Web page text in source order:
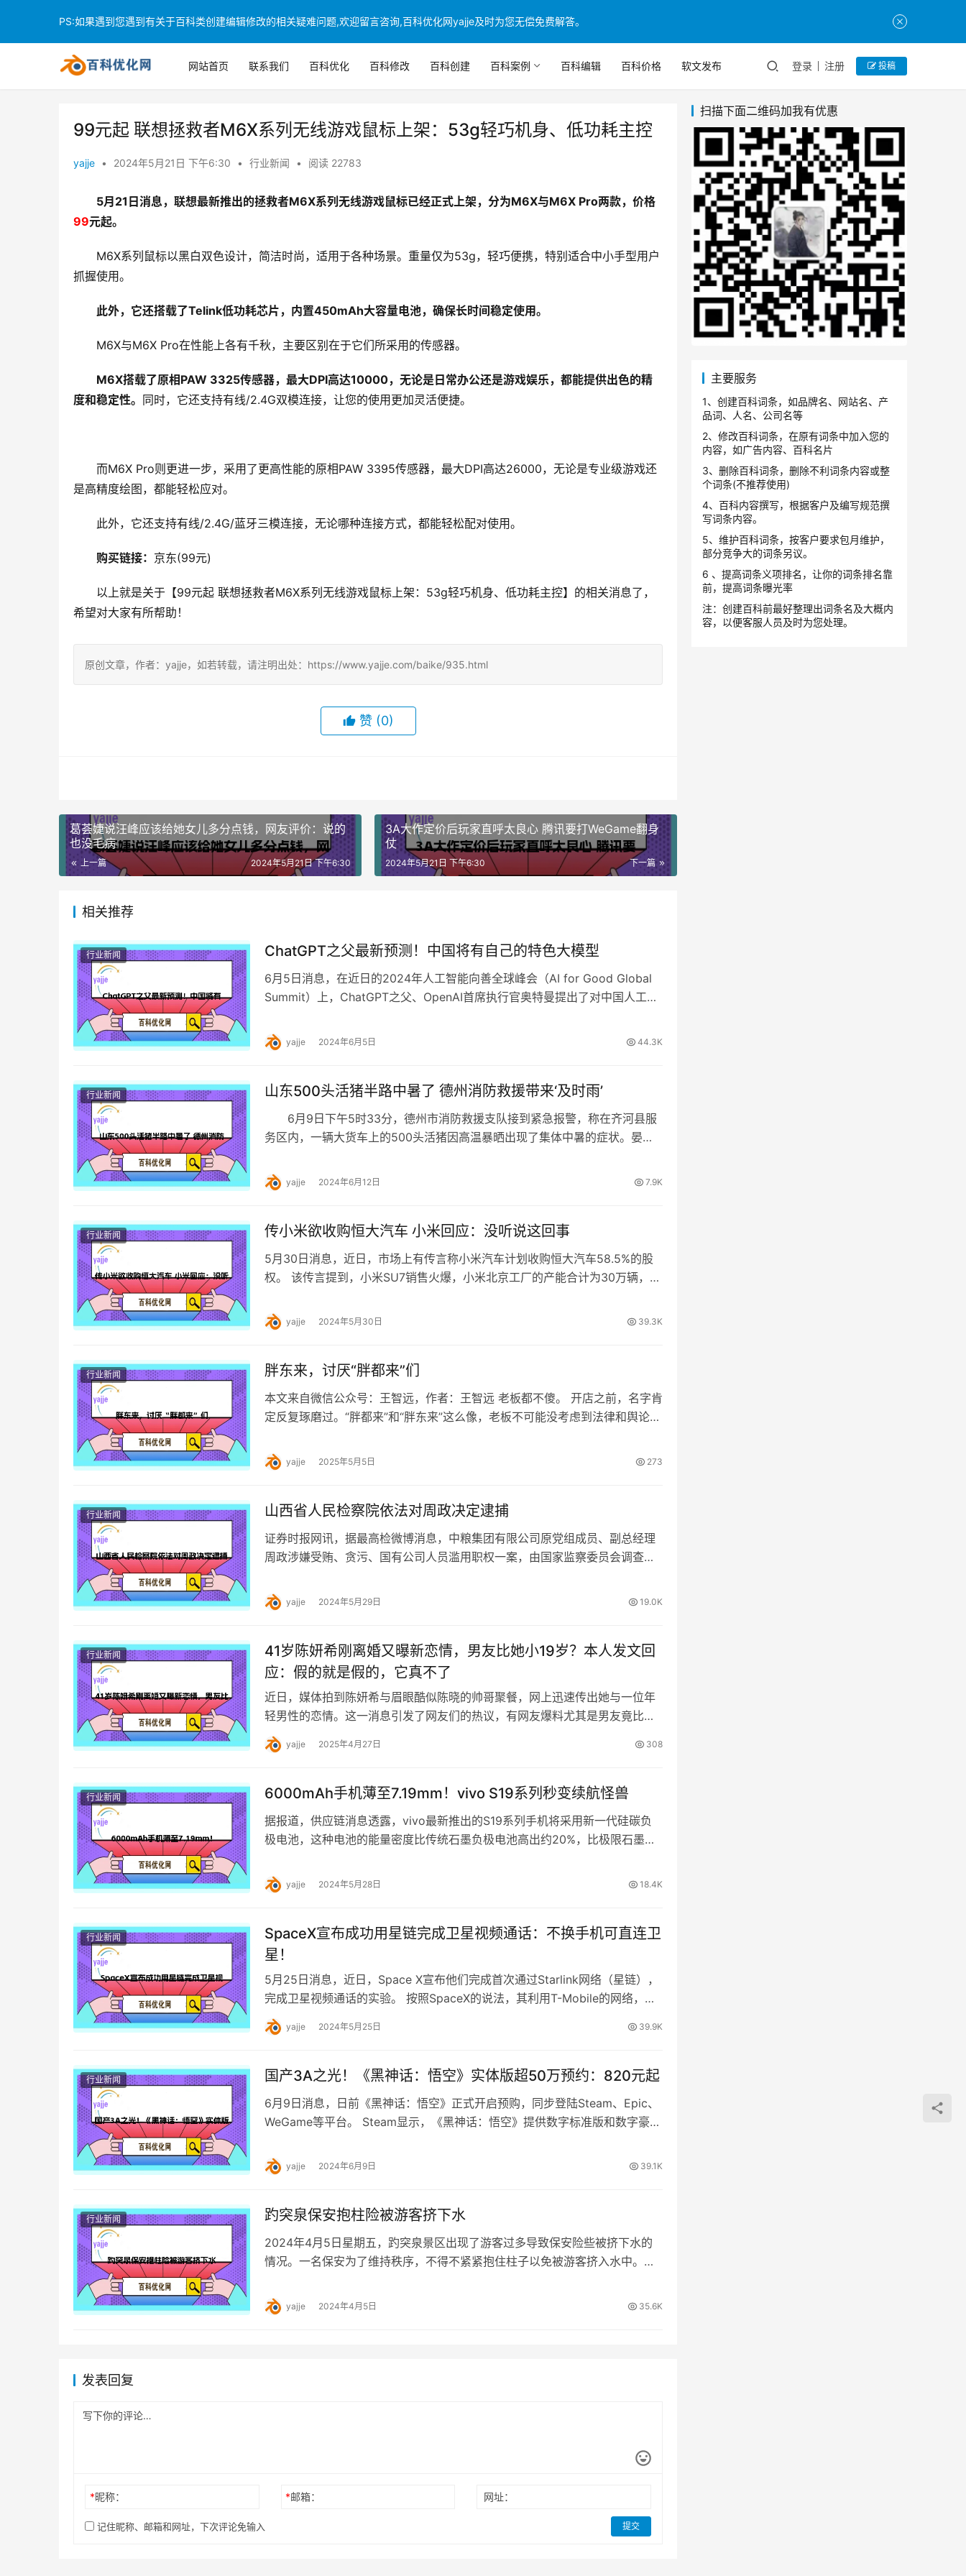
网站首页 联系我们 百科优化 百科修改 百科创建 百科案例 百科编辑 百科价格 软文发布 登录 注册 投稿
99元起 联想拯救者M6X系列无线游戏鼠标上架：53g轻巧机身、低功耗主控
yajje • 2024年5月21日 下午6:30 • 行业新闻 • 阅读 22783
5月21日消息，联想最新推出的拯救者M6X系列无线游戏鼠标已经正式上架，分为M6X与M6X Pro两款，价格
99元起。
M6X系列鼠标以黑白双色设计，简洁时尚，适用于各种场景。重量仅为53g，轻巧便携，特别适合中小手型用户
抓握使用。
此外，它还搭载了Telink低功耗芯片，内置450mAh大容量电池，确保长时间稳定使用。
M6X与M6X Pro在性能上各有千秋，主要区别在于它们所采用的传感器。
M6X搭载了原相PAW 3325传感器，最大DPI高达10000，无论是日常办公还是游戏娱乐，都能提供出色的精
度和稳定性。 同时，它还支持有线/2.4G双模连接，让您的使用更加灵活便捷。
而M6X Pro则更进一步，采用了更高性能的原相PAW 3395传感器，最大DPI高达26000，无论是专业级游戏还
是高精度绘图，都能轻松应对。
此外，它还支持有线/2.4G/蓝牙三模连接，无论哪种连接方式，都能轻松配对使用。
购买链接： 京东(99元)
以上就是关于【99元起 联想拯救者M6X系列无线游戏鼠标上架：53g轻巧机身、低功耗主控】的相关消息了，
希望对大家有所帮助！
原创文章，作者：yajje，如若转载，请注明出处：https://www.yajje.com/baike/935.html
赞 (0)
葛荟婕说汪峰应该给她女儿多分点钱，网友评价：说的
也没毛病
上一篇 2024年5月21日 下午6:30
3A大作定价后玩家直呼太良心 腾讯要打WeGame翻身
仗
下一篇
2024年5月21日 下午6:30
相关推荐
行业新闻 ChatGPT之父最新预测！中国将有自己的特色大模型
6月5日消息，在近日的2024年人工智能向善全球峰会（AI for Good Global
Summit）上，ChatGPT之父、OpenAI首席执行官奥特曼提出了对中国人工智
yajje 2024年6月5日 44.3K
行业新闻 山东500头活猪半路中暑了 德州消防救援带来‘及时雨’
6月9日下午5时33分，德州市消防救援支队接到紧急报警，称在齐河县服
务区内，一辆大货车上的500头活猪因高温暴晒出现了集体中暑的症状。晏城
yajje 2024年6月12日 7.9K
行业新闻 传小米欲收购恒大汽车 小米回应：没听说这回事
5月30日消息，近日，市场上有传言称小米汽车计划收购恒大汽车58.5%的股
权。 该传言提到，小米SU7销售火爆，小米北京工厂的产能合计为30万辆，为
yajje 2024年5月30日 39.3K
行业新闻 胖东来，讨厌“胖都来”们
本文来自微信公众号：王智远，作者：王智远 老板都不傻。 开店之前，名字肯
定反复琢磨过。“胖都来”和“胖东来”这么像，老板不可能没考虑到法律和舆论的
yajje 2025年5月5日 273
行业新闻 山西省人民检察院依法对周政决定逮捕
证券时报网讯，据最高检微博消息，中粮集团有限公司原党组成员、副总经理
周政涉嫌受贿、贪污、国有公司人员滥用职权一案，由国家监察委员会调查终
yajje 2024年5月29日 19.0K
行业新闻
41岁陈妍希刚离婚又曝新恋情，男友比她小19岁？本人发文回
应：假的就是假的，它真不了
近日，媒体拍到陈妍希与眉眼酷似陈晓的帅哥聚餐，网上迅速传出她与一位年
轻男性的恋情。这一消息引发了网友们的热议，有网友爆料尤其是男友竟比她
小19岁。 26日下午陈妍希方发澄清声明：一…
yajje 2025年4月27日 308
行业新闻 6000mAh手机薄至7.19mm！vivo S19系列秒变续航怪兽
据报道，供应链消息透露，vivo最新推出的S19系列手机将采用新一代硅碳负
极电池，这种电池的能量密度比传统石墨负极电池高出约20%，比极限石墨负
yajje 2024年5月28日 18.4K
行业新闻
SpaceX宣布成功用星链完成卫星视频通话：不换手机可直连卫
星！
5月25日消息，近日，Space X宣布他们完成首次通过Starlink网络（星链），
完成卫星视频通话的实验。 按照SpaceX的说法，其利用T-Mobile的网络，成
功地通过星链…
yajje 2024年5月25日 39.9K
行业新闻 国产3A之光！《黑神话：悟空》实体版超50万预约：820元起
6月9日消息，日前《黑神话：悟空》正式开启预购，同步登陆Steam、Epic、
WeGame等平台。 Steam显示，《黑神话：悟空》提供数字标准版和数字豪华
yajje 2024年6月9日 39.1K
行业新闻 趵突泉保安抱柱险被游客挤下水
2024年4月5日星期五，趵突泉景区出现了游客过多导致保安险些被挤下水的
情况。一名保安为了维持秩序，不得不紧紧抱住柱子以免被游客挤入水中。虽
yajje 2024年4月5日 35.6K
发表回复
*昵称： *邮箱： 网址：
记住昵称、邮箱和网址，下次评论免输入 提交
扫描下面二维码加我有优惠
主要服务
1、创建百科词条，如品牌名、网站名、产
品词、人名、公司名等
2、修改百科词条，在原有词条中加入您的
内容，如广告内容、百科名片
3、删除百科词条，删除不利词条内容或整
个词条(不推荐使用)
4、百科内容撰写，根据客户及编写规范撰
写词条内容。
5、维护百科词条，按客户要求包月维护，
部分竞争大的词条另议。
6 、提高词条义项排名，让你的词条排名靠
前，提高词条曝光率
注：创建百科前最好整理出词条名及大概内
容，以便客服人员及时为您处理。
PS:如果遇到您遇到有关于百科类创建编辑修改的相关疑难问题,欢迎留言咨询,百科优化网yajje及时为您无偿免费解答。